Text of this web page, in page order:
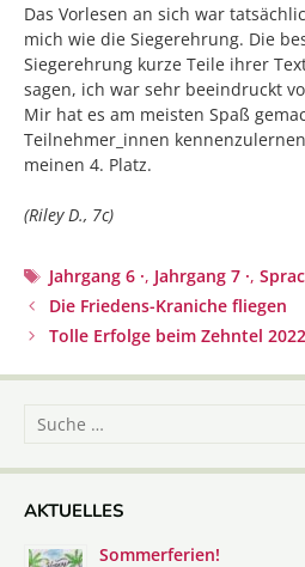
Das Vorlesen an sich war
mich wie die Siegerehrung. Die
Siegerehrung kurze Teile ihrer
sagen, ich war sehr beeindruckt
Mir hat es am meisten Spaß
Teilnehmer_innen
meinen 4. Platz.
(Riley D., 7c)
Schlagwörter
Jahrgang 6 ·, Jahrgang 7 ·,
Beitrags-
Navigation
Die Friedens-Kraniche fliegen
Tolle Erfolge beim Zehntel 2022
Suche
AKTUELLES
Sommerferien!